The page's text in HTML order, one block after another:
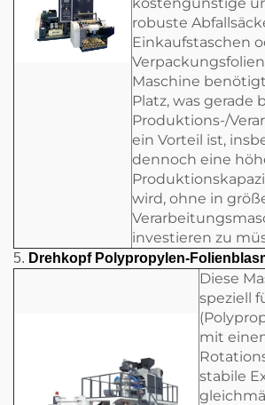
robuste
Einkaufstaschen
Maschine
Platz, was gerade
Produktions-/
ein Vorteil ist,
dennoch eine
wird, ohne in
investieren zu
5. Drehkopf Polypropylen-
Diese
speziell
mit
stabile